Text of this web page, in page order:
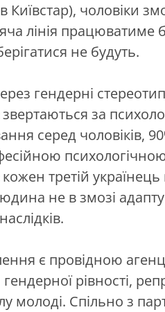
Київстар), чоловіки
лінія працюватиме
не будуть.
гендерні
за
серед чоловіків,
третій українець
не в змозі
є провідною
рівності,
молоді. Спільно з